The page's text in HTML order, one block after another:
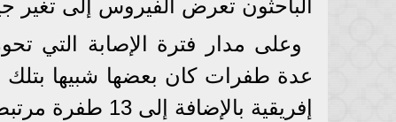
الباحثون تعرض الفيروس إلى تغير جيني 32
وعلى مدار فترة الإصابة التي
عدة طفرات كان بعضها شبيها بتلك
إفريقية بالإضافة إلى 13 طفرة مرتبطة بالبروتين.